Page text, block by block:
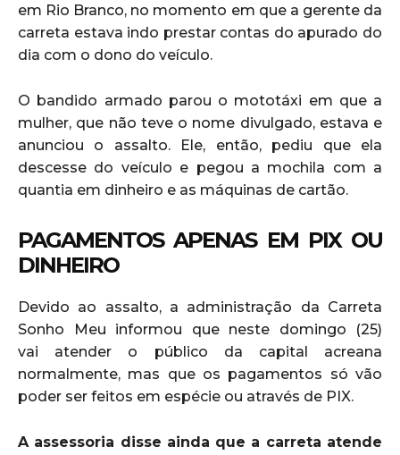
em Rio Branco, no momento em que a gerente da
carreta estava indo prestar contas do apurado do
dia com o dono do veículo.
O bandido armado parou o mototáxi em que a
mulher, que não teve o nome divulgado, estava e
anunciou o assalto. Ele, então, pediu que ela
descesse do veículo e pegou a mochila com a
quantia em dinheiro e as máquinas de cartão.
PAGAMENTOS APENAS EM PIX OU
DINHEIRO
Devido ao assalto, a administração da Carreta
Sonho Meu informou que neste domingo (25)
vai atender o público da capital acreana
normalmente, mas que os pagamentos só vão
poder ser feitos em espécie ou através de PIX.
A assessoria disse ainda que a carreta atende